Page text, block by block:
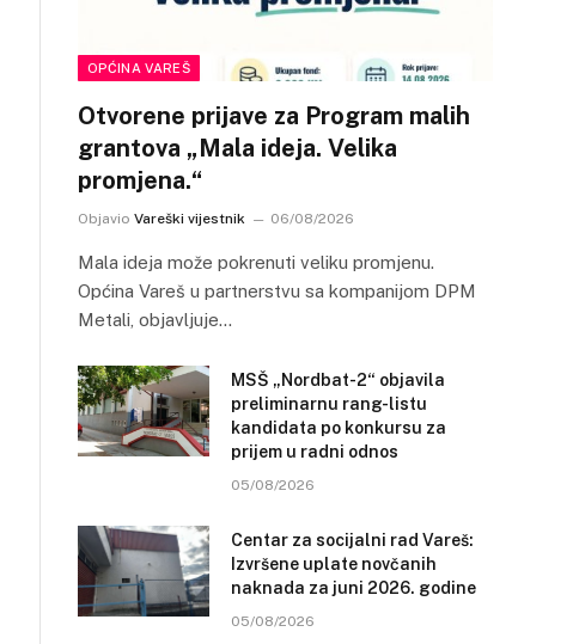
OPĆINA VAREŠ
Otvorene prijave za Program malih
grantova „Mala ideja. Velika
promjena.“
Objavio Vareški vijestnik 06/08/2026
Mala ideja može pokrenuti veliku promjenu.
Općina Vareš u partnerstvu sa kompanijom DPM
Metali, objavljuje…
MSŠ „Nordbat-2“ objavila
preliminarnu rang-listu
kandidata po konkursu za
prijem u radni odnos
05/08/2026
Centar za socijalni rad Vareš:
Izvršene uplate novčanih
naknada za juni 2026. godine
05/08/2026